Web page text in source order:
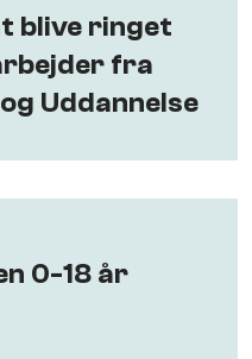
blive ringet
fra
Uddannelse
0-18 år